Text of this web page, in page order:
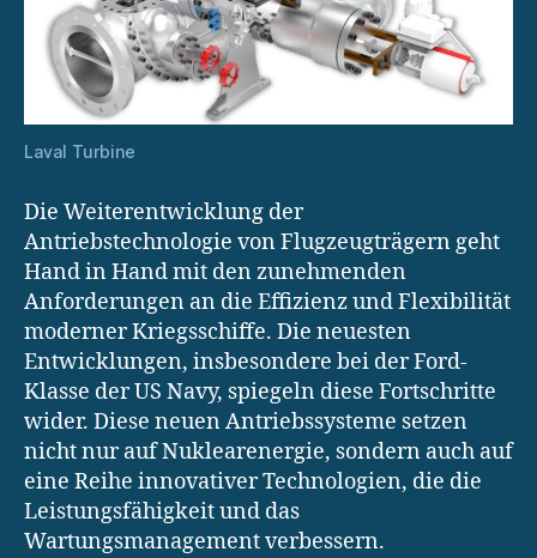
Laval Turbine
Die Weiterentwicklung der
Antriebstechnologie von Flugzeugträgern geht
Hand in Hand mit den zunehmenden
Anforderungen an die Effizienz und Flexibilität
moderner Kriegsschiffe. Die neuesten
Entwicklungen, insbesondere bei der Ford-
Klasse der US Navy, spiegeln diese Fortschritte
wider. Diese neuen Antriebssysteme setzen
nicht nur auf Nuklearenergie, sondern auch auf
eine Reihe innovativer Technologien, die die
Leistungsfähigkeit und das
Wartungsmanagement verbessern.